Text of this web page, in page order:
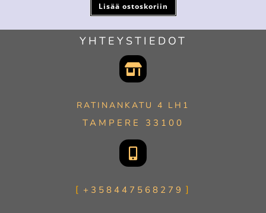
Lisää ostoskoriin
YHTEYSTIEDOT
RATINANKATU 4 LH1
TAMPERE 33100
+358447568279